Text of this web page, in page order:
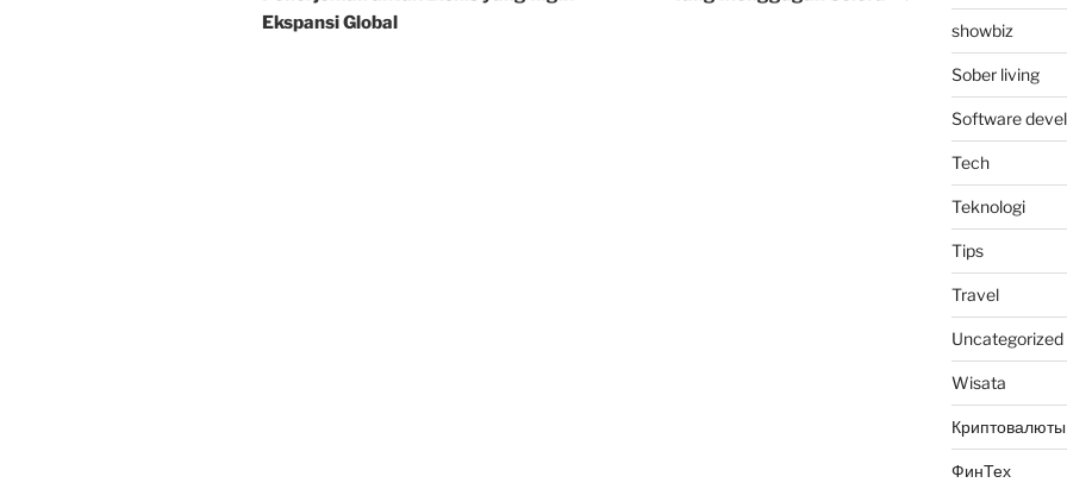
Ekspansi Global
showbiz
Sober living
Software
Tech
Teknologi
Tips
Travel
Uncategorized
Wisata
Криптовалюты
ФинТех